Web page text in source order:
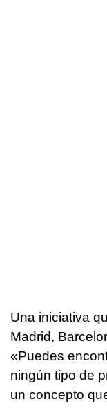
Una iniciativa
Madrid,
«Puedes
ningún tipo de
un concepto